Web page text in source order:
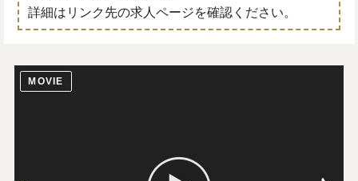
詳細はリンク先の求人ページを確認ください。
MOVIE